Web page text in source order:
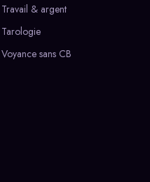
Travail & argent
Tarologie
Voyance sans CB